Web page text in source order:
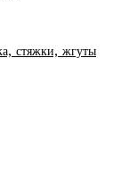
стяжки, жгуты